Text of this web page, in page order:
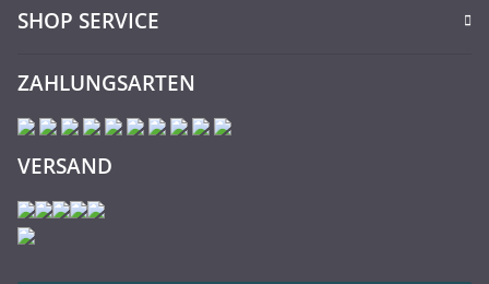
SHOP SERVICE
ZAHLUNGSARTEN
VERSAND